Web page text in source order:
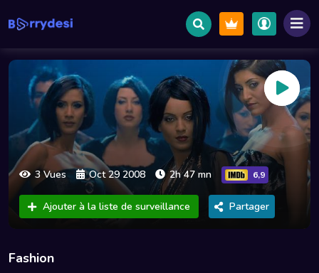
3 Vues Oct 29 2008 2h 47 mn 6,9
Ajouter à la liste de surveillance Partager
Fashion